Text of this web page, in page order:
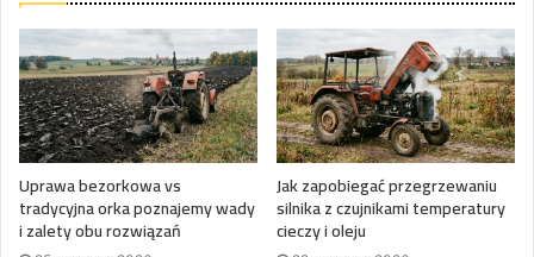
Uprawa bezorkowa vs
tradycyjna orka poznajemy wady
i zalety obu rozwiązań
Jak zapobiegać przegrzewaniu
silnika z czujnikami temperatury
cieczy i oleju